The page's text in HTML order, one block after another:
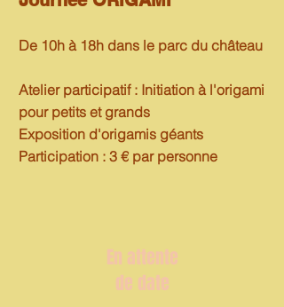
De 10h à 18h dans le parc du château
Atelier participatif : Initiation à l'origami
pour petits et grands
Exposition d'origamis géants
Participation : 3 € par personne
En attente
de date